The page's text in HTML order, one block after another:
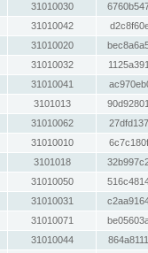
31010030
31010042
31010020
31010032
31010041
3101013
31010062
31010010
3101018
31010050
31010031
31010071
31010044